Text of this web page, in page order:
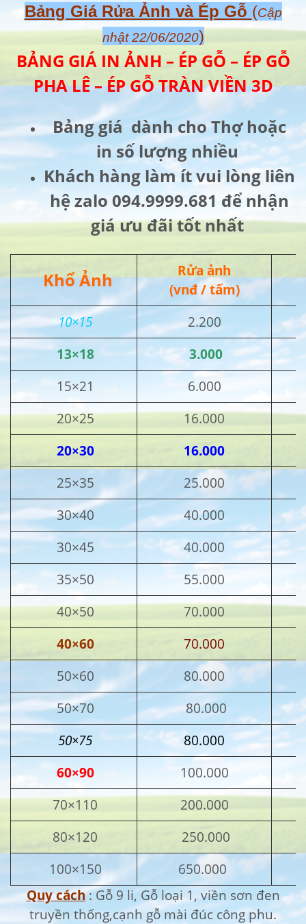
Bảng Giá Rửa Ảnh và Ép Gỗ (Cập
nhật 22/06/2020)
BẢNG GIÁ IN ẢNH – ÉP GỖ – ÉP GỖ
PHA LÊ – ÉP GỖ TRÀN VIỀN 3D
Bảng giá dành cho Thợ hoặc
in số lượng nhiều
Khách hàng làm ít vui lòng liên
hệ zalo 094.9999.681 để nhận
giá ưu đãi tốt nhất
Khổ Ảnh
Rửa ảnh
(vnđ / tấm)
10×15
2.200
13×18
3.000
15×21
6.000
20×25
16.000
20×30
16.000
25×35
25.000
30×40
40.000
30×45
40.000
35×50
55.000
40×50
70.000
40×60
70.000
50×60
80.000
50×70
80.000
50×75
80.000
60×90
100.000
70×110
200.000
80×120
250.000
100×150
650.000
Quy cách: Gỗ 9 li, Gỗ loại 1, viền sơn đen
truyền thống,cạnh gỗ mài đúc công phu.